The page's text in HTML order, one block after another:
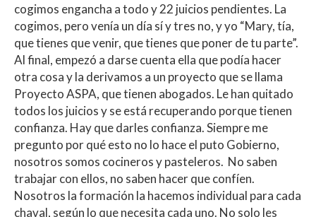
cogimos engancha a todo y 22 juicios pendientes. La
cogimos, pero venía un día sí y tres no, y yo “Mary, tía,
que tienes que venir, que tienes que poner de tu parte”.
Al final, empezó a darse cuenta ella que podía hacer
otra cosa y la derivamos a un proyecto que se llama
Proyecto ASPA, que tienen abogados. Le han quitado
todos los juicios y se está recuperando porque tienen
confianza. Hay que darles confianza. Siempre me
pregunto por qué esto no lo hace el puto Gobierno,
nosotros somos cocineros y pasteleros. No saben
trabajar con ellos, no saben hacer que confíen.
Nosotros la formación la hacemos individual para cada
chaval, según lo que necesita cada uno. No solo les